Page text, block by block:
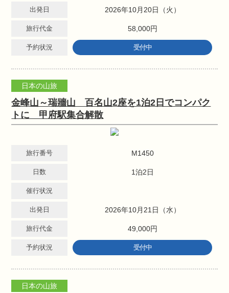
出発日 2026年10月20日（火）
旅行代金 58,000円
予約状況 受付中
日本の山旅
金峰山～瑞牆山 百名山2座を1泊2日でコンパク
トに 甲府駅集合解散
旅行番号 M1450
日数 1泊2日
催行状況
出発日 2026年10月21日（水）
旅行代金 49,000円
予約状況 受付中
日本の山旅